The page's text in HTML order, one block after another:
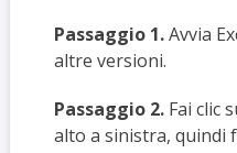
Passaggio 1.Avvia
altre versioni.
Passaggio 2.Fai clic
alto a sinistra, quindi